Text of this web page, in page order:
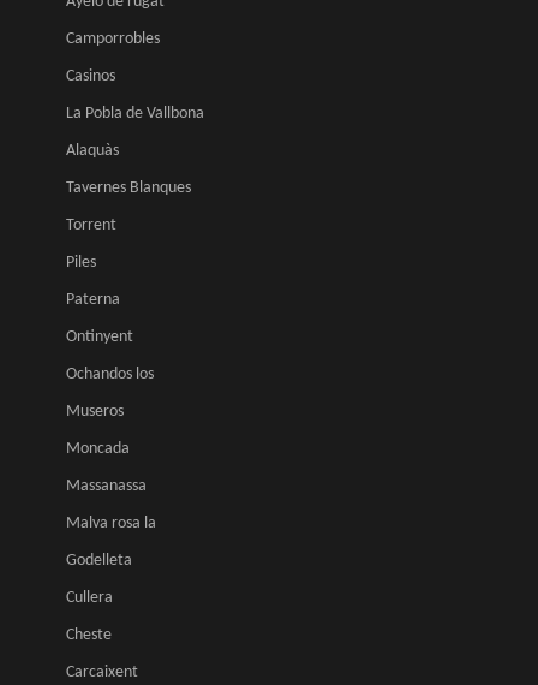
Camporrobles
Casinos
La Pobla de Vallbona
Alaquàs
Tavernes Blanques
Torrent
Piles
Paterna
Ontinyent
Ochandos los
Museros
Moncada
Massanassa
Malva rosa la
Godelleta
Cullera
Cheste
Carcaixent